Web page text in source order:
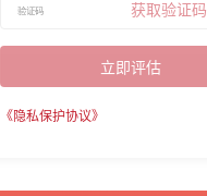
获取验证码
立即评估
《隐私保护协议》